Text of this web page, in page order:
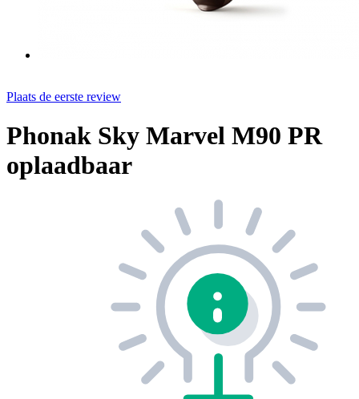
Plaats de eerste review
Phonak Sky Marvel M90 PR
oplaadbaar